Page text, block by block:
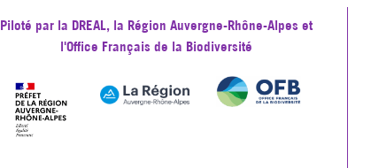
Piloté par la DREAL, la Région Auvergne-Rhône-Alpes et
l'Office Français de la Biodiversité